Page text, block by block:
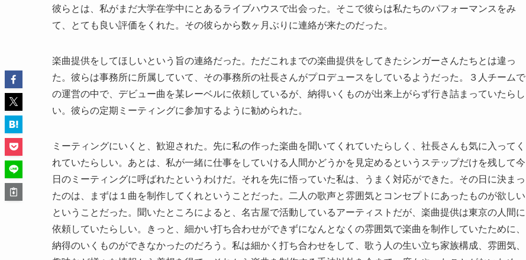
彼らとは、私がまだ大学在学中にとあるライブハウスで出会った。そこで彼らは私たちのパフォーマンスをみ
て、とても良い評価をくれた。その彼らから数ヶ月ぶりに連絡が来たのだった。
楽曲提供をしてほしいという旨の連絡だった。ただこれまでの楽曲提供をしてきたシンガーさんたちとは違っ
た。彼らは事務所に所属していて、その事務所の社長さんがプロデュースをしているようだった。３人チームで
の運営の中で、デビュー曲を某レーベルに依頼しているが、納得いくものが出来上がらず行き詰まっていたらし
い。彼らの定期ミーティングに参加するように勧められた。
ミーティングにいくと、歓迎された。先に私の作った楽曲を聞いてくれていたらしく、社長さんも気に入ってく
れていたらしい。あとは、私が一緒に仕事をしていける人間かどうかを見定めるというステップだけを残して今
日のミーティングに呼ばれたというわけだ。それを先に悟っていた私は、うまく対応ができた。その日に決まっ
たのは、まずは１曲を制作してくれということだった。二人の歌声と雰囲気とコンセプトにあったものが欲しい
ということだった。聞いたところによると、名古屋で活動しているアーティストだが、楽曲提供は東京の人間に
依頼していたらしい。きっと、細かい打ち合わせができずになんとなくの雰囲気で楽曲を制作していたために、
納得のいくものができなかったのだろう。私は細かく打ち合わせをして、歌う人の生い立ち家族構成、雰囲気、